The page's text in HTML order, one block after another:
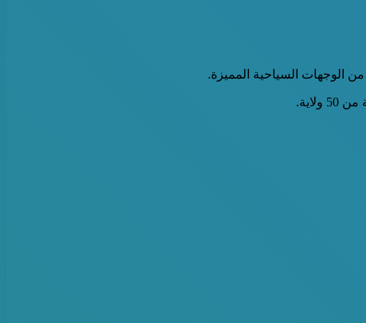
الوجهات السياحية المميزة.